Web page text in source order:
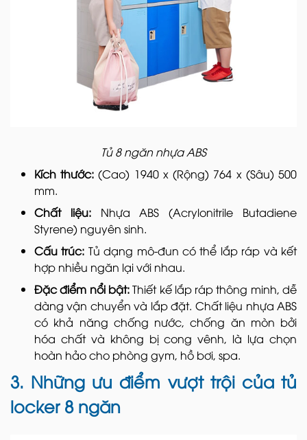
Tủ 8 ngăn nhựa ABS
Kích thước:(Cao) 1940 x (Rộng) 764 x (Sâu) 500
mm.
Chất liệu: Nhựa ABS (Acrylonitrile Butadiene
Styrene) nguyên sinh.
Cấu trúc: Tủ dạng mô-đun có thể lắp ráp và kết
hợp nhiều ngăn lại với nhau.
Đặc điểm nổi bật:Thiết kế lắp ráp thông minh, dễ
dàng vận chuyển và lắp đặt. Chất liệu nhựa ABS
có khả năng chống nước, chống ăn mòn bởi
hóa chất và không bị cong vênh, là lựa chọn
hoàn hảo cho phòng gym, hồ bơi, spa.
3. Những ưu điểm vượt trội của tủ
locker 8 ngăn